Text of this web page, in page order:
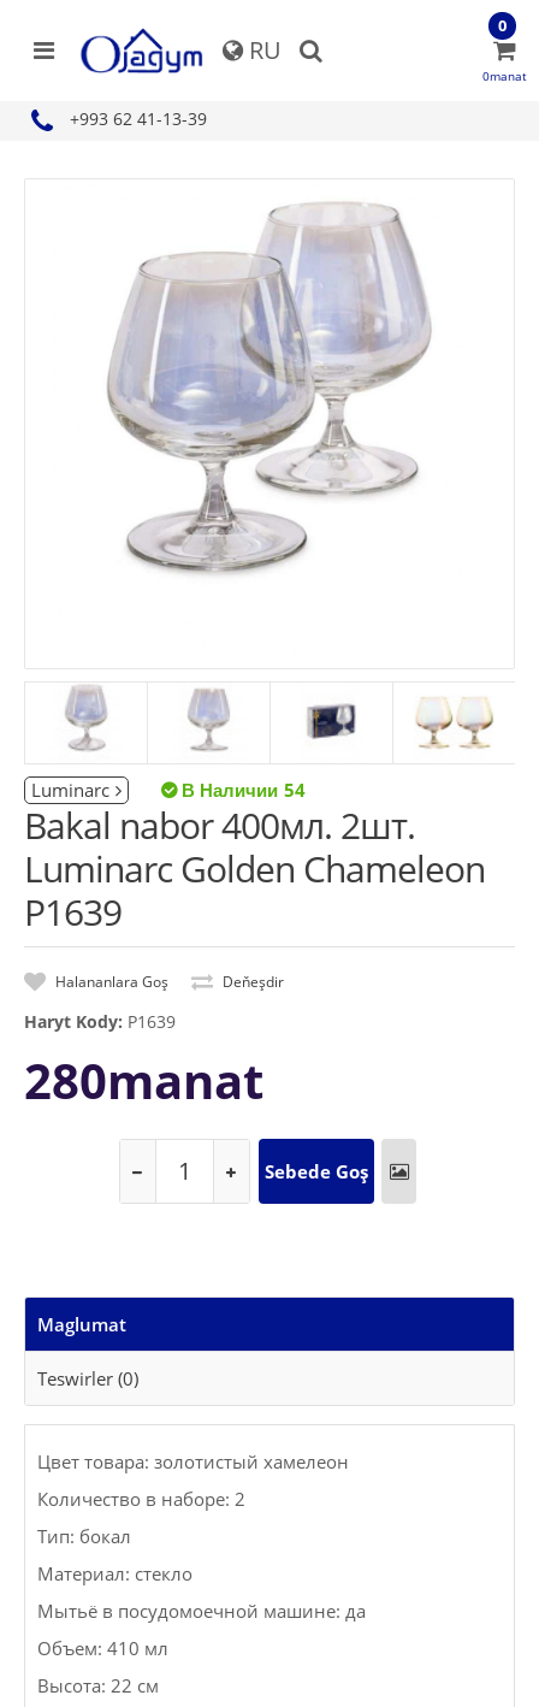
RU
+993 62 41-13-39
0
0manat
Luminarc 54
Bakal nabor 400мл. 2шт.
Luminarc Golden Chameleon
P1639
Halananlara Goş Deňeşdir
Haryt Kody: P1639
280manat
Maglumat
Teswirler (0)
Цвет товара: золотистый хамелеон
Количество в наборе: 2
Тип: бокал
Материал: стекло
Мытьё в посудомоечной машине: да
Объем: 410 мл
Высота: 22 см